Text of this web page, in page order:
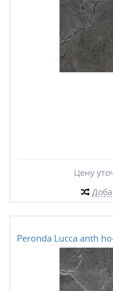
Цену
Peronda Lucca anth